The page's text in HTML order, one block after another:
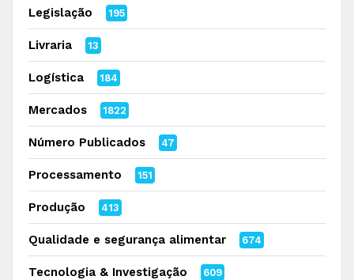
Legislação 195
Livraria 13
Logística 184
Mercados 1822
Número Publicados 47
Processamento 151
Produção 413
Qualidade e segurança alimentar 674
Tecnologia & Investigação 609